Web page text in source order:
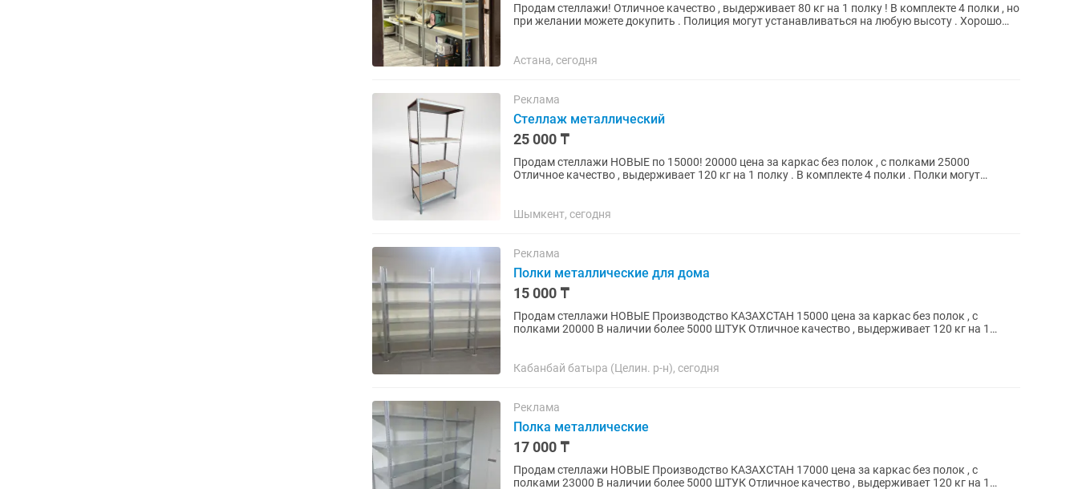
Продам стеллажи! Отличное качество , выдерживает 80 кг на 1 полку ! В комплекте 4 полки , но
при желании можете докупить . Полиция могут устанавливаться на любую высоту . Хорошо
Астана, сегодня
Реклама
Стеллаж металлический
25 000 ₸
Продам стеллажи НОВЫЕ по 15000! 20000 цена за каркас без полок , с полками 25000
Отличное качество , выдерживает 120 кг на 1 полку . В комплекте 4 полки . Полки могут
Шымкент, сегодня
Реклама
Полки металлические для дома
15 000 ₸
Продам стеллажи НОВЫЕ Производство КАЗАХСТАН 15000 цена за каркас без полок , с
полками 20000 В наличии более 5000 ШТУК Отличное качество , выдерживает 120 кг на 1
Кабанбай батыра (Целин. р-н), сегодня
Реклама
Полка металлические
17 000 ₸
Продам стеллажи НОВЫЕ Производство КАЗАХСТАН 17000 цена за каркас без полок , с
полками 23000 В наличии более 5000 ШТУК Отличное качество , выдерживает 120 кг на 1